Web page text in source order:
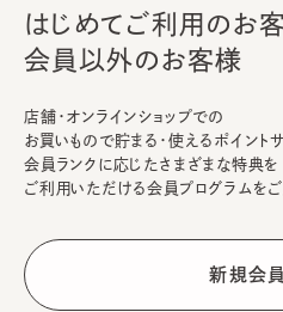
はじめてご利用のお客
会員以外のお客様
店舗・オンラインショップでの
お買いもので貯まる・使えるポイントサ
会員ランクに応じたさまざまな特典を
ご利用いただける会員プログラムをご